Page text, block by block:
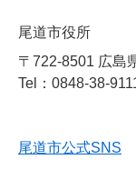
尾道市役所
〒722-8501 広島
Tel：0848-38-
尾道市公式SNS